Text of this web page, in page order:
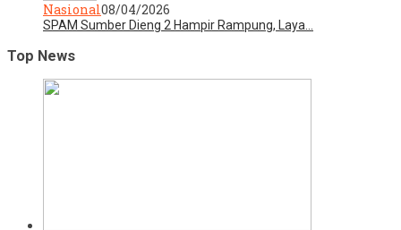
Nasional08/04/2026
SPAM Sumber Dieng 2 Hampir Rampung, Laya…
Top News